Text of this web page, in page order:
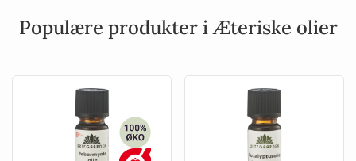
Populære produkter i Æteriske olier